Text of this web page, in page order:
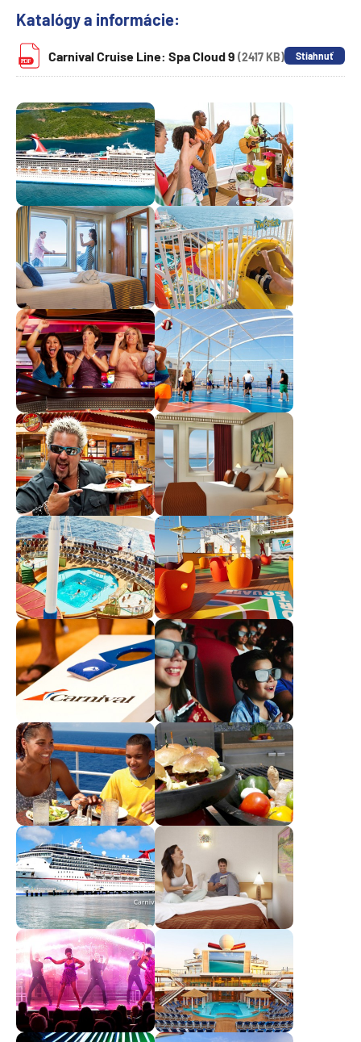
Katalógy a informácie:
Carnival Cruise Line: Spa Cloud 9 (2417 KB)